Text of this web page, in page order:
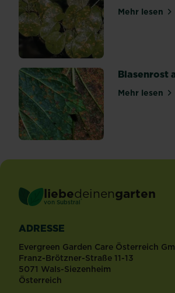
Mehr lesen
über
Blasenrost
Mehr lesen
über
liebedeinengarten
von Substral ®
ADRESSE
Evergreen Garden Care Österreich
Franz-Brötzner-Straße 11-13
5071 Wals-Siezenheim
Österreich